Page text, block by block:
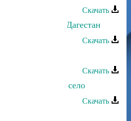
Скачать
- Свети, мой Дагестан
Скачать
Скачать
- Мое родное село
Скачать
- Счастье